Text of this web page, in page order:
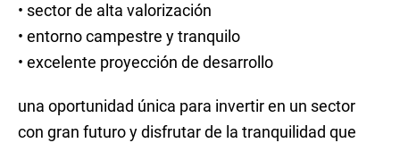
• sector de alta valorización
• entorno campestre y tranquilo
• excelente proyección de desarrollo
una oportunidad única para invertir en un sector
con gran futuro y disfrutar de la tranquilidad que